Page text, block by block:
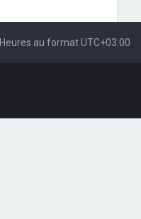
Heures au formatUTC+03:00